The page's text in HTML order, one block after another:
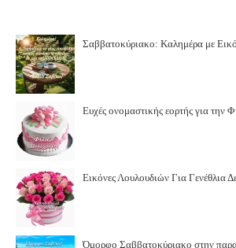
Σαββατοκύριακο: Καλημέρα με
Ευχές ονομαστικής εορτής για την
Εικόνες Λουλουδιών Για Γενέθλια
Όμορφο Σαββατοκύριακο στην